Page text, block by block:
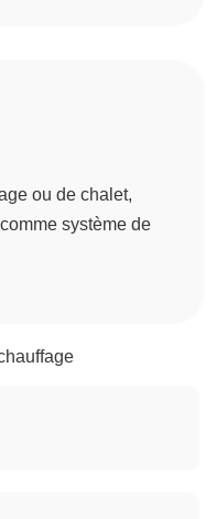
ou de chalet,
système de